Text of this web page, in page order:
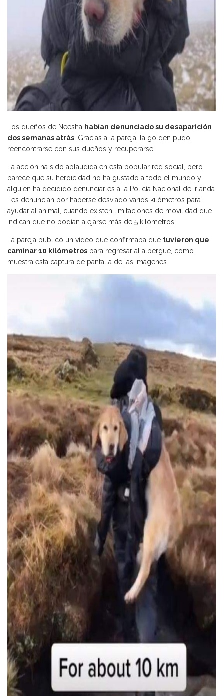
Los dueños de Neesha habían denunciado su desaparición
dos semanas atrás. Gracias a la pareja, la golden pudo
reencontrarse con sus dueños y recuperarse.
La acción ha sido aplaudida en esta popular red social, pero
parece que su heroicidad no ha gustado a todo el mundo y
alguien ha decidido denunciarles a la Policía Nacional de Irlanda.
Les denuncian por haberse desviado varios kilómetros para
ayudar al animal, cuando existen limitaciones de movilidad que
indican que no podían alejarse más de 5 kilómetros.
La pareja publicó un vídeo que confirmaba que tuvieron que
caminar 10 kilómetros para regresar al albergue, como
muestra esta captura de pantalla de las imágenes.